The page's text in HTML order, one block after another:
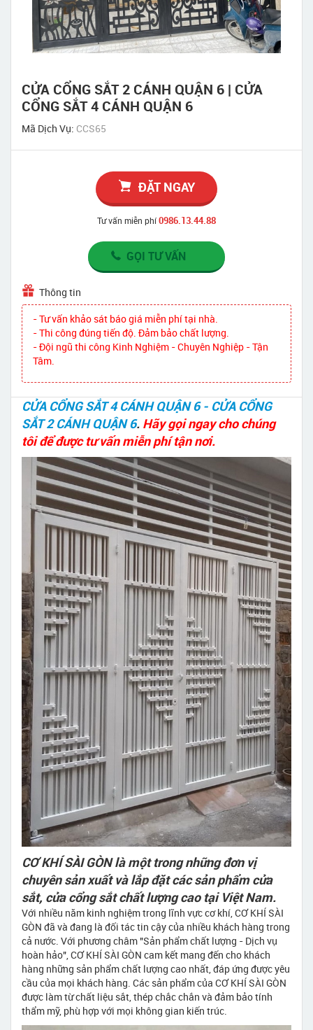
CỬA CỔNG SẮT 2 CÁNH QUẬN 6 | CỬA
CỔNG SẮT 4 CÁNH QUẬN 6
Mã Dịch Vụ: CCS65
ĐẶT NGAY
Tư vấn miễn phí0986.13.44.88
GỌI TƯ VẤN
Thông tin
- Tư vấn khảo sát báo giá miễn phí tại nhà.
- Thi công đúng tiến độ. Đảm bảo chất lượng.
- Đội ngũ thi công Kinh Nghiệm - Chuyên Nghiệp - Tận
Tâm.
CỬA CỔNG SẮT 4 CÁNH QUẬN 6 - CỬA CỔNG
SẮT 2 CÁNH QUẬN 6. Hãy gọi ngay cho chúng
tôi để được tư vấn miễn phí tận nơi.
CƠ KHÍ SÀI GÒN là một trong những đơn vị
chuyên sản xuất và lắp đặt các sản phẩm cửa
sắt, cửa cổng sắt chất lượng cao tại Việt Nam.
Với nhiều năm kinh nghiệm trong lĩnh vực cơ khí, CƠ KHÍ SÀI
GÒN đã và đang là đối tác tin cậy của nhiều khách hàng trong
cả nước. Với phương châm "Sản phẩm chất lượng - Dịch vụ
hoàn hảo", CƠ KHÍ SÀI GÒN cam kết mang đến cho khách
hàng những sản phẩm chất lượng cao nhất, đáp ứng được yêu
cầu của mọi khách hàng. Các sản phẩm của CƠ KHÍ SÀI GÒN
được làm từ chất liệu sắt, thép chắc chắn và đảm bảo tính
thẩm mỹ, phù hợp với mọi không gian kiến trúc.